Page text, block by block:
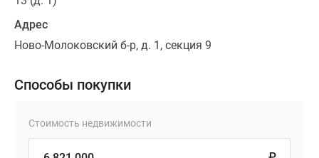
Адрес
Ново-Молоковский б-р, д. 1, секция 9
Способы покупки
Стоимость недвижимости